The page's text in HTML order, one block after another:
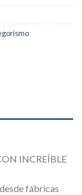
INCREÍBLE
fábricas